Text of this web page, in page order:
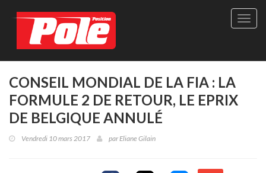
Site
CONSEIL MONDIAL DE LA FIA : LA
FORMULE 2 DE RETOUR, LE EPRIX
DE BELGIQUE ANNULÉ
Vendredi 10 mars 2017 parEliane Gilain